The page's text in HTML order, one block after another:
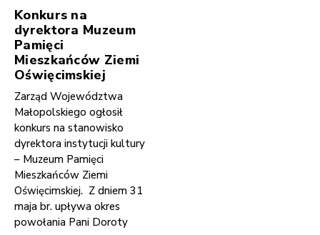
Konkurs na
dyrektora Muzeum
Pamięci
Mieszkańców Ziemi
Oświęcimskiej
Zarząd Województwa
Małopolskiego ogłosił
konkurs na stanowisko
dyrektora instytucji kultury
– Muzeum Pamięci
Mieszkańców Ziemi
Oświęcimskiej. Z dniem 31
maja br. upływa okres
powołania Pani Doroty